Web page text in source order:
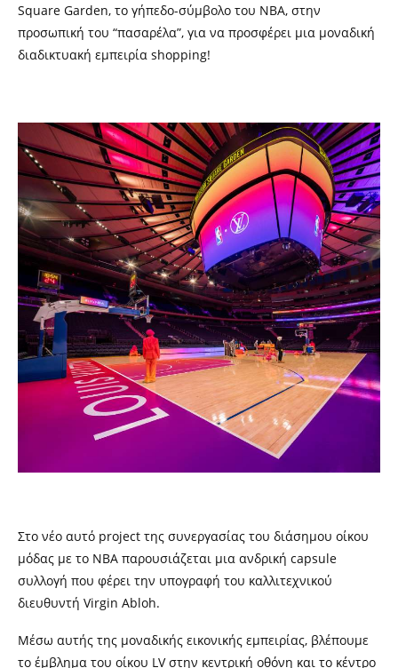
Square Garden, το γήπεδο-σύμβολο του NBA, στην
προσωπική του “πασαρέλα”, για να προσφέρει μια μοναδική
διαδικτυακή εμπειρία shopping!
Στο νέο αυτό project της συνεργασίας του διάσημου οίκου
μόδας με το ΝΒΑ παρουσιάζεται μια ανδρική capsule
συλλογή που φέρει την υπογραφή του καλλιτεχνικού
διευθυντή Virgin Abloh.
Μέσω αυτής της μοναδικής εικονικής εμπειρίας, βλέπουμε
το έμβλημα του οίκου LVστην κεντρική οθόνη και το κέντρο